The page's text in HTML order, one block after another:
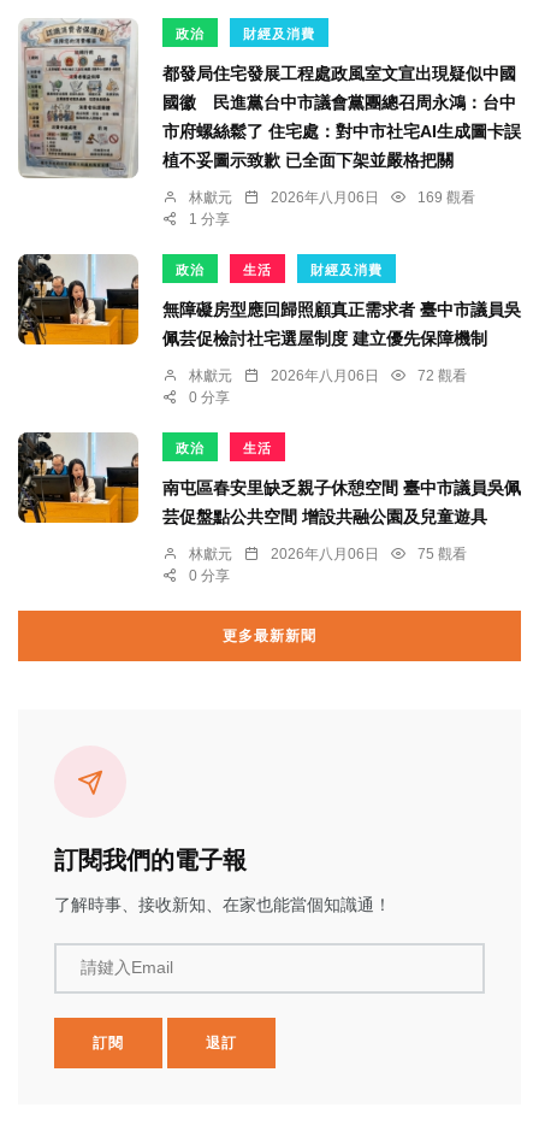
政治 財經及消費
都發局住宅發展工程處政風室文宣出現疑似中國
國徽 民進黨台中市議會黨團總召周永鴻：台中
市府螺絲鬆了 住宅處：對中市社宅AI生成圖卡誤
植不妥圖示致歉 已全面下架並嚴格把關
林獻元 2026年八月06日
169 觀看
1 分享
政治 生活 財經及消費
無障礙房型應回歸照顧真正需求者 臺中市議員吳
佩芸促檢討社宅選屋制度 建立優先保障機制
林獻元 2026年八月06日
72 觀看
0 分享
政治 生活
南屯區春安里缺乏親子休憩空間 臺中市議員吳佩
芸促盤點公共空間 增設共融公園及兒童遊具
林獻元 2026年八月06日
75 觀看
0 分享
更多最新新聞
訂閱我們的電子報
了解時事、接收新知、在家也能當個知識通！
請鍵入Email
訂閱 退訂